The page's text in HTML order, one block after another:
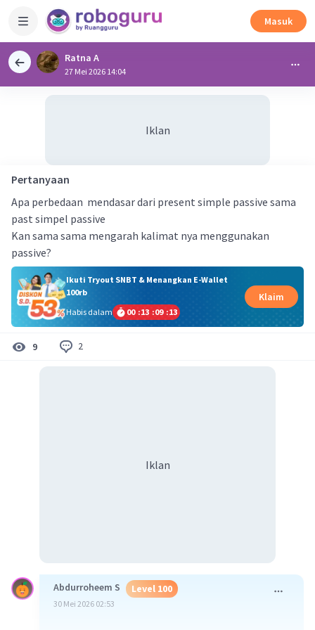
Masuk
Ratna A
27 Mei 2026 14:04
Iklan
Pertanyaan
Apa perbedaan mendasar dari present simple passive sama
past simpel passive
Kan sama sama mengarah kalimat nya menggunakan
passive?
Ikuti Tryout SNBT & Menangkan E-Wallet
100rb
Habis dalam
00 :13 :09 :13
Klaim
9 2
Iklan
Abdurroheem S Level 100
30 Mei 2026 02:53